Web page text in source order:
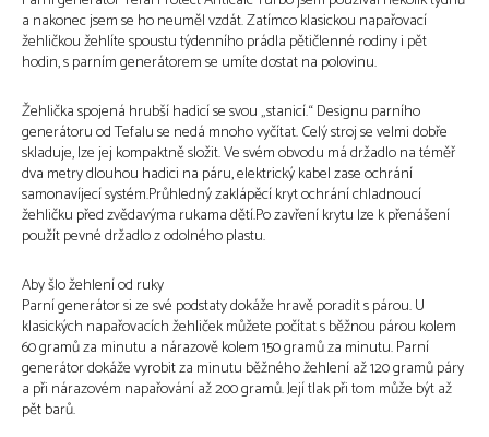
a nakonec jsem se ho neuměl vzdát. Zatímco klasickou napařovací
žehličkou žehlíte spoustu týdenního prádla pětičlenné rodiny i pět
hodin, s parním generátorem se umíte dostat na polovinu.
Žehlička spojená hrubší hadicí se svou „stanicí.“ Designu parního
generátoru od Tefalu se nedá mnoho vyčítat. Celý stroj se velmi dobře
skladuje, lze jej kompaktně složit. Ve svém obvodu má držadlo na téměř
dva metry dlouhou hadici na páru, elektrický kabel zase ochrání
samonavíjecí systém.Průhledný zaklápěcí kryt ochrání chladnoucí
žehličku před zvědavýma rukama dětí.Po zavření krytu lze k přenášení
použít pevné držadlo z odolného plastu.
Aby šlo žehlení od ruky
Parní generátor si ze své podstaty dokáže hravě poradit s párou. U
klasických napařovacích žehliček můžete počítat s běžnou párou kolem
60 gramů za minutu a nárazově kolem 150 gramů za minutu. Parní
generátor dokáže vyrobit za minutu běžného žehlení až 120 gramů páry
a při nárazovém napařování až 200 gramů. Její tlak při tom může být až
pět barů.